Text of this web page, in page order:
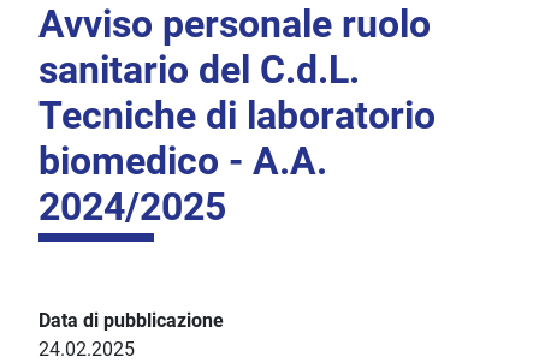
Avviso personale ruolo
sanitario del C.d.L.
Tecniche di laboratorio
biomedico - A.A.
2024/2025
Data di pubblicazione
24.02.2025